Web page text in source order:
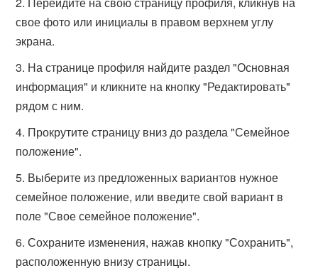
свое фото или инициалы в правом верхнем углу
экрана.
На странице профиля найдите раздел "Основная
информация" и кликните на кнопку "Редактировать"
рядом с ним.
Прокрутите страницу вниз до раздела "Семейное
положение".
Выберите из предложенных вариантов нужное
семейное положение, или введите свой вариант в
поле "Свое семейное положение".
Сохраните изменения, нажав кнопку "Сохранить",
расположенную внизу страницы.